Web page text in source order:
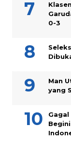
0-3
Man
yang